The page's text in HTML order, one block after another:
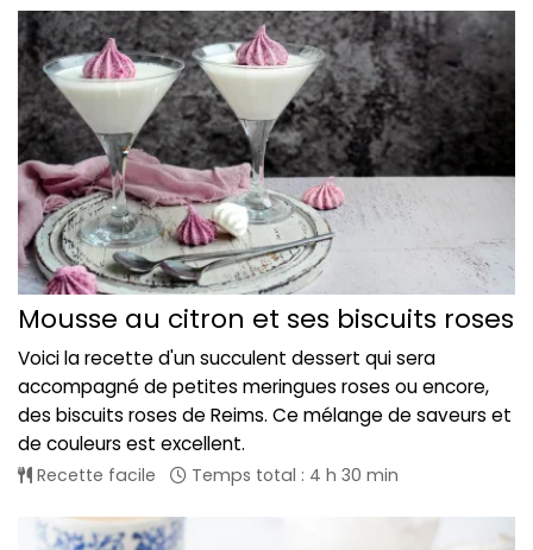
Mousse au citron et ses biscuits roses
Voici la recette d'un succulent dessert qui sera
accompagné de petites meringues roses ou encore,
des biscuits roses de Reims. Ce mélange de saveurs et
de couleurs est excellent.
Recette facile Temps total : 4 h 30 min